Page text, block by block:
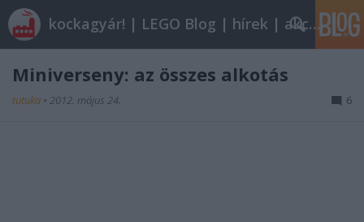
kockagyár! | LEGO Blog | hírek | akciók |
Miniverseny: az összes alkotás
tutuka • 2012. május 24. 6